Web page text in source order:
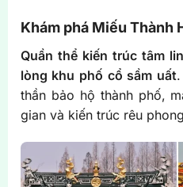
Khám phá Miếu Thành
Quần thể kiến trúc tâm
lòng khu phố cổ sầm uất
thần bảo hộ thành phố,
gian và kiến trúc rêu